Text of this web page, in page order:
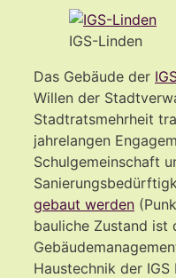
IGS-Linden
Das Gebäude der
Willen der
Stadtratsmehrheit
jahrelangen
Schulgemeinschaft
gebaut werden
bauliche Zustand
Haustechnik der